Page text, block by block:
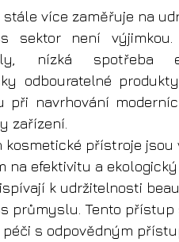
stále více zaměřuje na
sektor není výjimkou.
nízká spotřeba
odbouratelné
při navrhování
zařízení.
kosmetické přístroje
na efektivitu a ekologický
k udržitelnosti
průmyslu. Tento přístup
s odpovědným